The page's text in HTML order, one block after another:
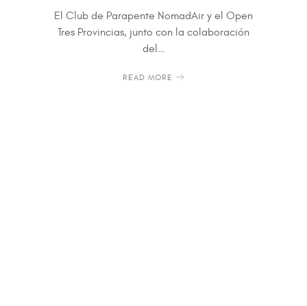
El Club de Parapente NomadAir y el Open
Tres Provincias, junto con la colaboración
del…
READ MORE